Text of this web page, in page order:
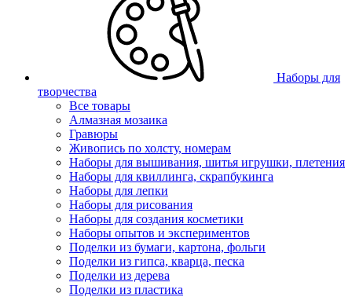
Наборы для
творчества
Все товары
Алмазная мозаика
Гравюры
Живопись по холсту, номерам
Наборы для вышивания, шитья игрушки, плетения
Наборы для квиллинга, скрапбукинга
Наборы для лепки
Наборы для рисования
Наборы для создания косметики
Наборы опытов и экспериментов
Поделки из бумаги, картона, фольги
Поделки из гипса, кварца, песка
Поделки из дерева
Поделки из пластика